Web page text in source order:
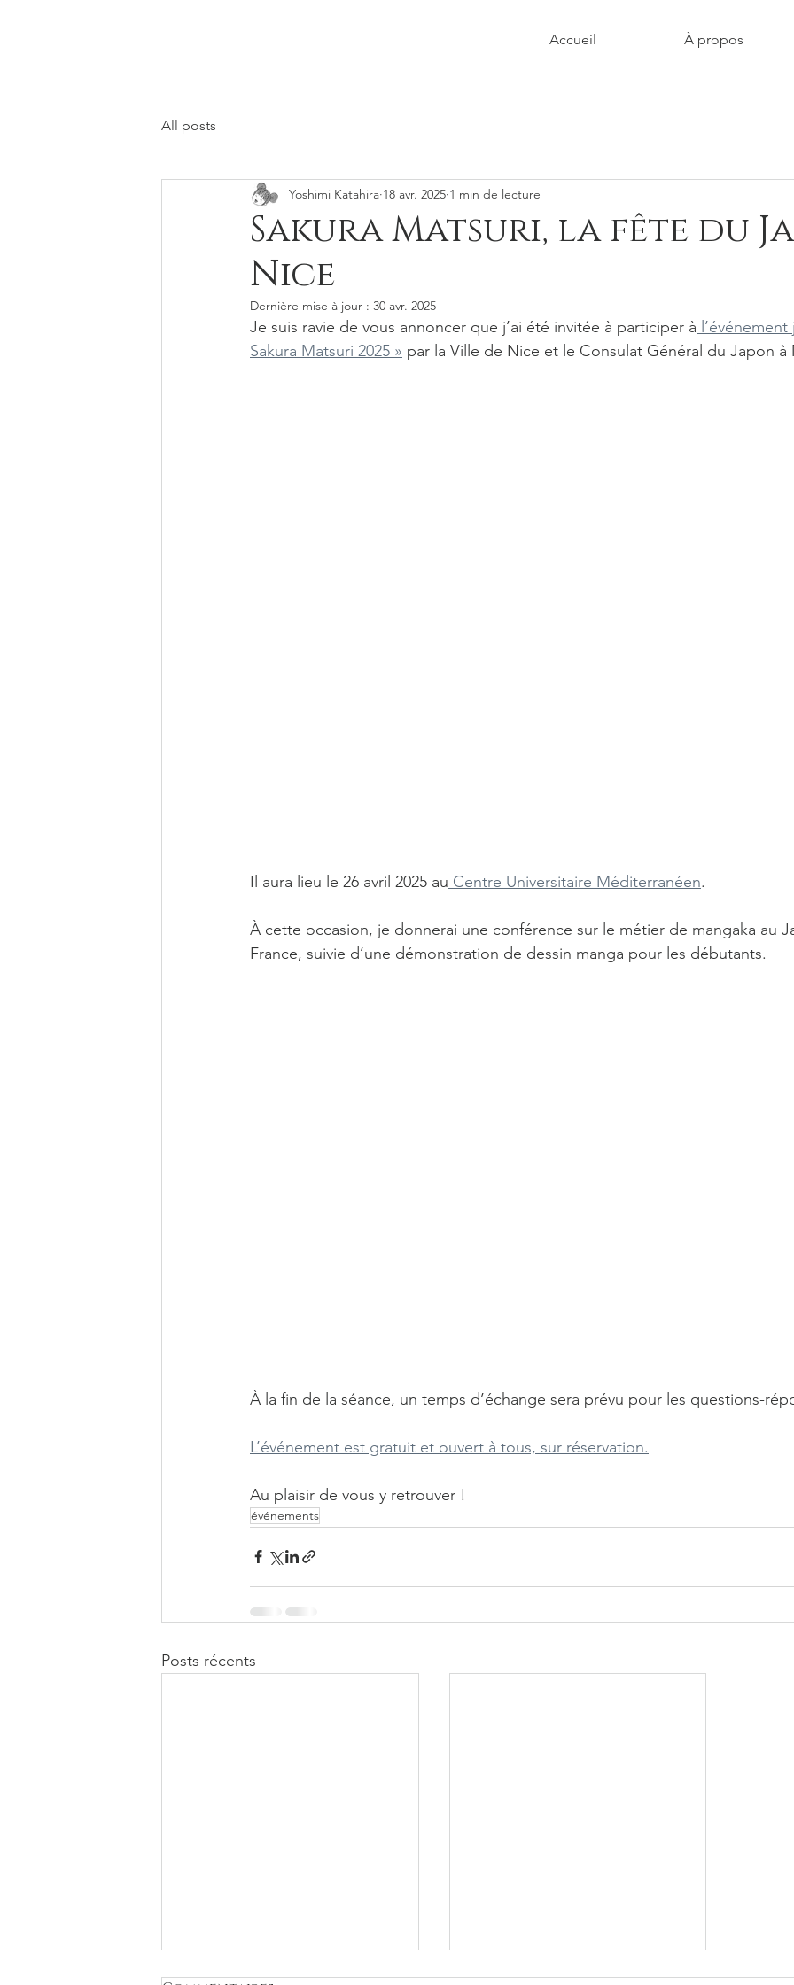
Accueil À propos
All posts
Sakura Matsuri, la fête du
Nice
Yoshimi Katahira 18 avr. 2025 1 min de lecture
Dernière mise à jour : 30 avr. 2025
Je suis ravie de vous annoncer que j’ai été invitée à participer à
Sakura Matsuri 2025 » par la Ville de Nice et le Consulat Général du Japon à
Il aura lieu le 26 avril 2025 au Centre Universitaire Méditerranéen.
À cette occasion, je donnerai une conférence sur le métier de mangaka au
France, suivie d’une démonstration de dessin manga pour les débutants.
À la fin de la séance, un temps d’échange sera prévu pour les questions-
L’événement est gratuit et ouvert à tous, sur réservation.
Au plaisir de vous y retrouver !
événements
Posts récents